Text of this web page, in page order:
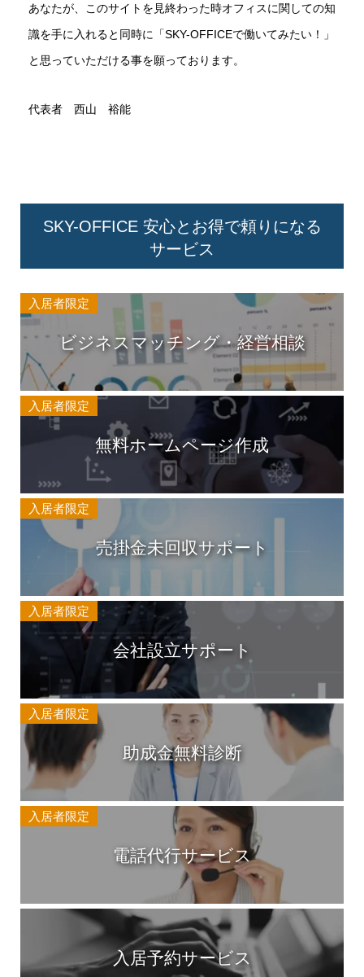
あなたが、このサイトを見終わった時オフィスに関しての知
識を手に入れると同時に「SKY-OFFICEで働いてみたい！」
と思っていただける事を願っております。
代表者 西山 裕能
SKY-OFFICE 安心とお得で頼りになる
サービス
入居者限定
ビジネスマッチング・経営相談
入居者限定
無料ホームページ作成
入居者限定
売掛金未回収サポート
入居者限定
会社設立サポート
入居者限定
助成金無料診断
入居者限定
電話代行サービス
入居予約サービス